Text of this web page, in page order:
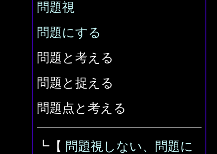
問題視
問題にする
問題と考える
問題と捉える
問題点と考える
┗【 問題視しない、問題に